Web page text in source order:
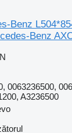
Benz
Benz
0063236500,
A3236500